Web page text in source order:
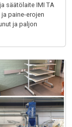
säätölaite IMI TA
paine-erojen
ja paljon